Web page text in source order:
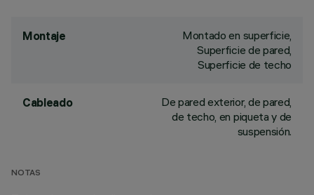
Montaje
Montado en superficie,
Superficie de pared,
Superficie de techo
Cableado
De pared exterior, de pared,
de techo, en piqueta y de
suspensión.
NOTAS